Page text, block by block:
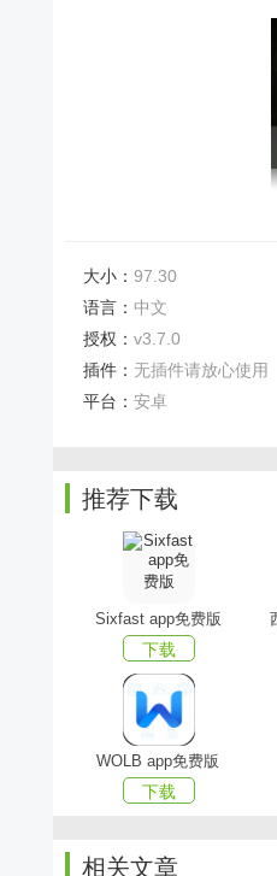
poco摄影app特色
1、非常多精彩的
2、在这里提供了
大小： 97.30
语言： 中文
授权： v3.7.0
插件： 无插件请放心使用
平台： 安卓
推荐下载
Sixfast app免费版
下载
WOLB app免费版
下载
相关文章